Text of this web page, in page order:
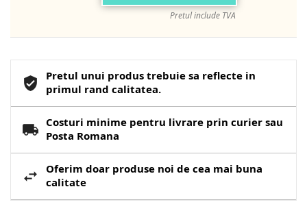
Pretul include TVA
Pretul unui produs trebuie sa reflecte in
primul rand calitatea.
Costuri minime pentru livrare prin curier sau
Posta Romana
Oferim doar produse noi de cea mai buna
calitate